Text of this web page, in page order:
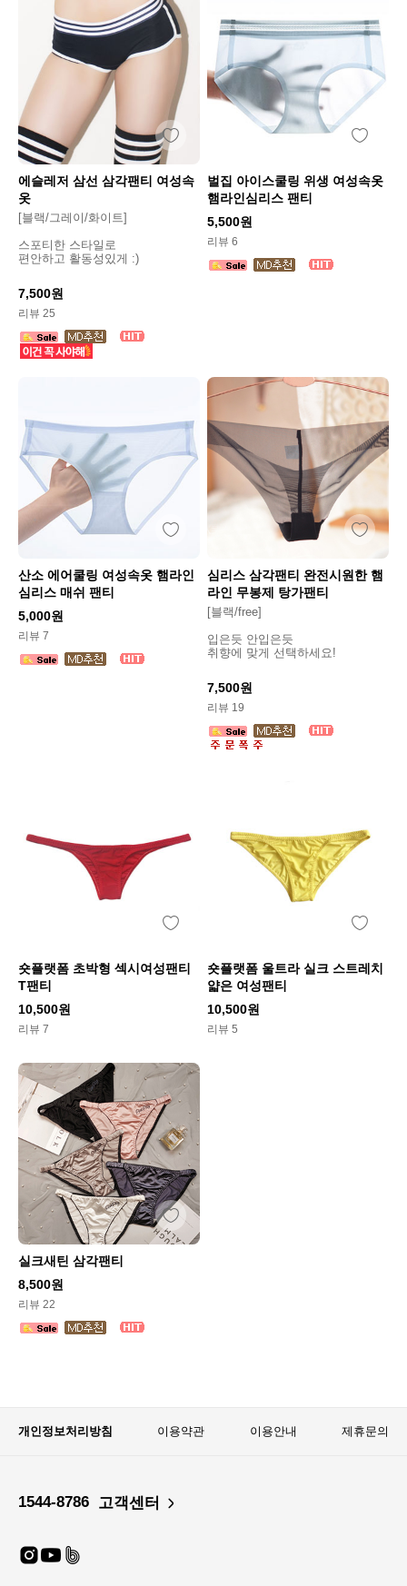
에슬레저 삼선 삼각팬티 여성속
옷
[블랙/그레이/화이트]
스포티한 스타일로
편안하고 활동성있게 :)
7,500원
리뷰 25
벌집 아이스쿨링 위생 여성속옷
햄라인심리스 팬티
5,500원
리뷰 6
산소 에어쿨링 여성속옷 햄라인
심리스 매쉬 팬티
5,000원
리뷰 7
심리스 삼각팬티 완전시원한 햄
라인 무봉제 탕가팬티
[블랙/free]
입은듯 안입은듯
취향에 맞게 선택하세요!
7,500원
리뷰 19
숏플랫폼 초박형 섹시여성팬티
T팬티
10,500원
리뷰 7
숏플랫폼 울트라 실크 스트레치
얇은 여성팬티
10,500원
리뷰 5
실크새틴 삼각팬티
8,500원
리뷰 22
개인정보처리방침 이용약관 이용안내 제휴문의
1544-8786 고객센터